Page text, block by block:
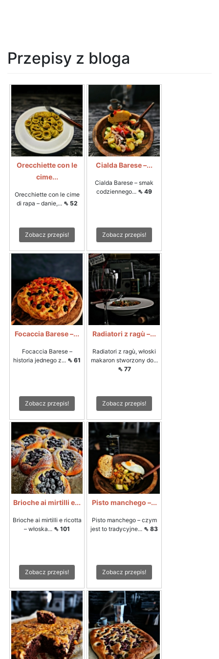
Przepisy z bloga
Orecchiette con le
cime...
Orecchiette con le cime
di rapa – danie,... ⇖ 52
Zobacz przepis!
Cialda Barese –...
Cialda Barese – smak
codziennego... ⇖ 49
Zobacz przepis!
Focaccia Barese –...
Focaccia Barese –
historia jednego z... ⇖ 61
Zobacz przepis!
Radiatori z ragù –...
Radiatori z ragù, włoski
makaron stworzony do...
⇖ 77
Zobacz przepis!
Brioche ai mirtilli e...
Brioche ai mirtilli e ricotta
– włoska... ⇖ 101
Zobacz przepis!
Pisto manchego –...
Pisto manchego – czym
jest to tradycyjne... ⇖ 83
Zobacz przepis!